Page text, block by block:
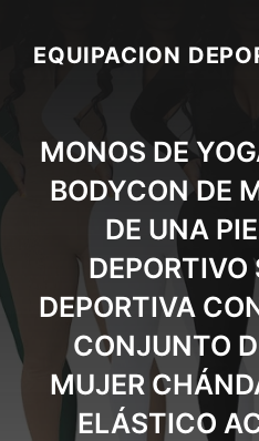
contentEQUIPACION
MONOS DE
BODYCON DE
DE UNA
DEPORTIVO
DEPORTIVA
CONJUNTO
MUJER
ELÁSTICO